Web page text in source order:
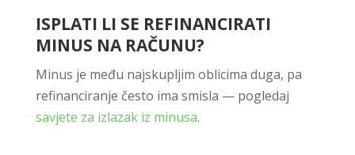
ISPLATI LI SE REFINANCIRATI
MINUS NA RAČUNU?
Minus je među najskupljim oblicima duga, pa
refinanciranje često ima smisla — pogledaj
savjete za izlazak iz minusa.